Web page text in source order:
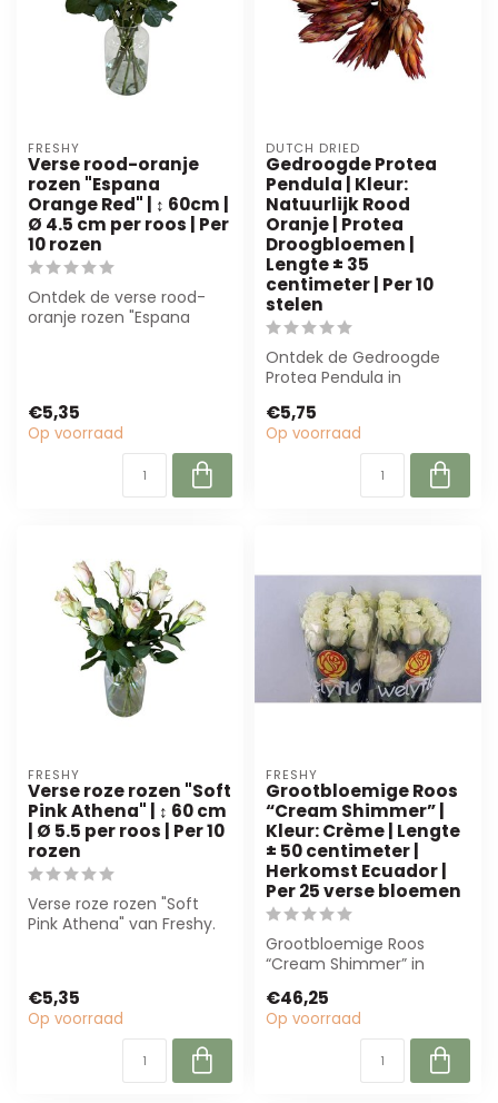
FRESHY
Verse rood-oranje
rozen "Espana
Orange Red" | ↕ 60cm |
Ø 4.5 cm per roos | Per
10 rozen
Ontdek de verse rood-
oranje rozen "Espana
€5,35
Op voorraad
DUTCH DRIED
Gedroogde Protea
Pendula | Kleur:
Natuurlijk Rood
Oranje | Protea
Droogbloemen |
Lengte ± 35
centimeter | Per 10
stelen
Ontdek de Gedroogde
Protea Pendula in
Perfect voor bloem...
€5,75
Op voorraad
FRESHY
Verse roze rozen "Soft
Pink Athena" | ↕ 60 cm
| Ø 5.5 per roos | Per 10
rozen
Verse roze rozen "Soft
Pink Athena" van Freshy.
€5,35
Op voorraad
FRESHY
Grootbloemige Roos
“Cream Shimmer” |
Kleur: Crème | Lengte
± 50 centimeter |
Herkomst Ecuador |
Per 25 verse bloemen
Grootbloemige Roos
“Cream Shimmer” in
Perfect voor lu...
€46,25
Op voorraad